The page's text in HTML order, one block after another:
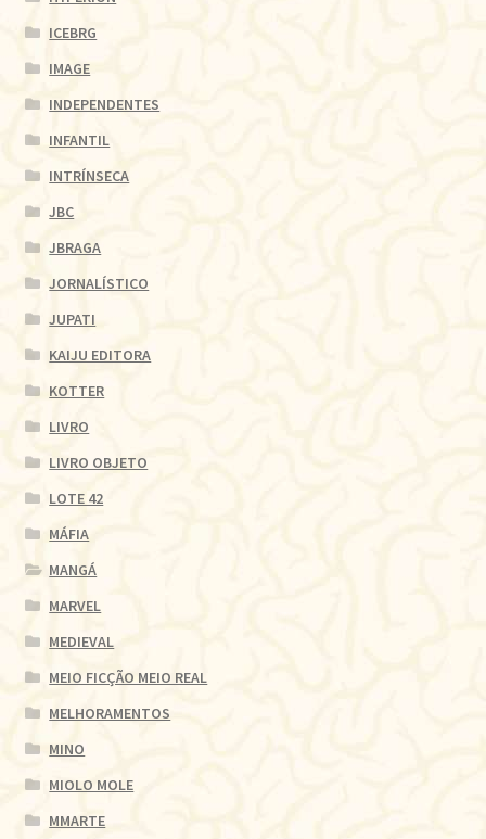
ICEBRG
IMAGE
INDEPENDENTES
INFANTIL
INTRÍNSECA
JBC
JBRAGA
JORNALÍSTICO
JUPATI
KAIJU EDITORA
KOTTER
LIVRO
LIVRO OBJETO
LOTE 42
MÁFIA
MANGÁ
MARVEL
MEDIEVAL
MEIO FICÇÃO MEIO REAL
MELHORAMENTOS
MINO
MIOLO MOLE
MMARTE